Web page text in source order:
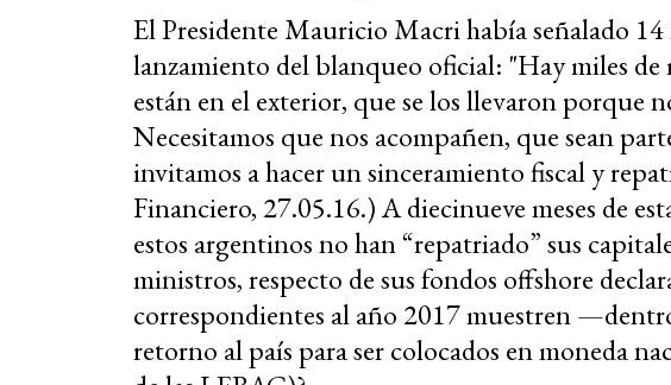
El Presidente Mauricio Macri había señalado 14
lanzamiento del blanqueo oficial: "Hay miles
están en el exterior, que se los llevaron porque
Necesitamos que nos acompañen, que sean
invitamos a hacer un sinceramiento fiscal y
Financiero, 27.05.16.) A diecinueve meses de
estos argentinos no han “repatriado” sus
ministros, respecto de sus fondos offshore
correspondientes al año 2017 muestren
retorno al país para ser colocados en moneda